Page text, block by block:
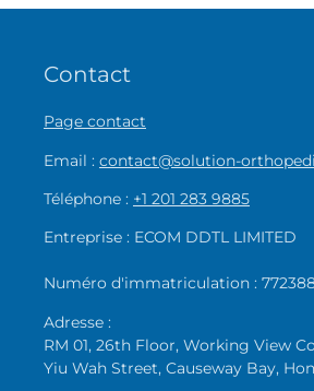
Contact
Page contact
Email : contact@solution-
Téléphone : +1 201 283 9885
Entreprise : ECOM DDTL LIMITED
Numéro d'immatriculation :
Adresse :
RM 01, 26th Floor, Working View
Yiu Wah Street, Causeway Bay,